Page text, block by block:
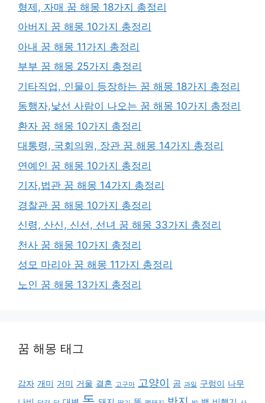
형제, 자매 꿈 해몽 18가지 총정리
아버지 꿈 해몽 10가지 총정리
아내 꿈 해몽 11가지 총정리
부부 꿈 해몽 25가지 총정리
기타직업, 인물이 등장하는 꿈 해몽 18가지 총정리
동행자,낯선 사람이 나오는 꿈 해몽 10가지 총정리
환자 꿈 해몽 10가지 총정리
대통령, 국회의원, 장관 꿈 해몽 14가지 총정리
연예인 꿈 해몽 10가지 총정리
기자,법관 꿈 해몽 14가지 총정리
경찰관 꿈 해몽 10가지 총정리
신령, 산신, 신선, 선녀 꿈 해몽 33가지 총정리
천사 꿈 해몽 10가지 총정리
성모 마리아 꿈 해몽 11가지 총정리
노인 꿈 해몽 13가지 총정리
꿈 해몽 태그
감자 개미 거미 거울 결혼 고구마 고양이 곰 과일 구렁이 나무
돈